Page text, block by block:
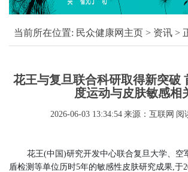
当前所在位置: 民众健康网主页 > 资讯 >
花王与复旦联合科研取得新突破
度运动与皮肤敏感相
2026-06-03 13:34:54 来源：互联网 阅
花王(中国)研究开发中心联合复旦大学、空
盾检测等单位历时5年的敏感性皮肤研究成果,于